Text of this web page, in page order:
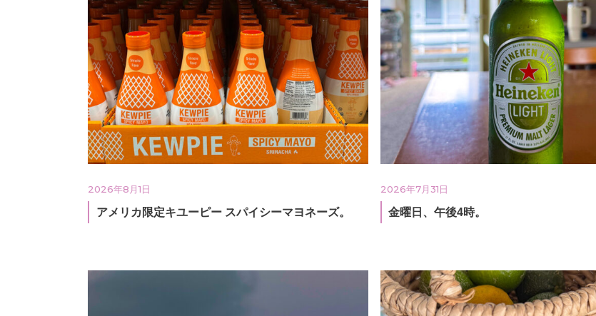
2026年8月1日
アメリカ限定キユーピー スパイシーマヨネーズ。
2026年7月31日
金曜日、午後4時。